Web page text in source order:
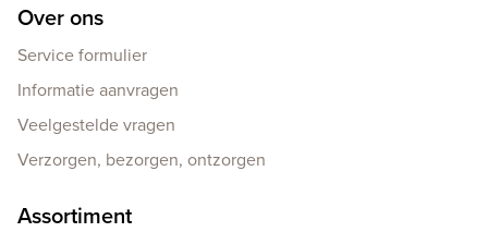
Over ons
Service formulier
Informatie aanvragen
Veelgestelde vragen
Verzorgen, bezorgen, ontzorgen
Assortiment